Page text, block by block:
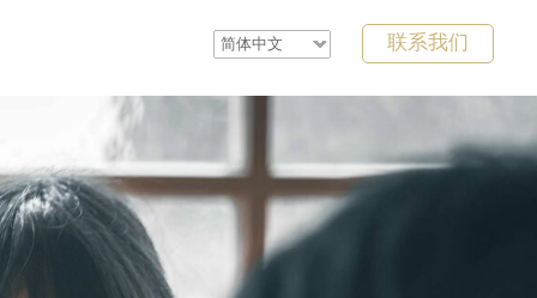
联系我们
简体中文